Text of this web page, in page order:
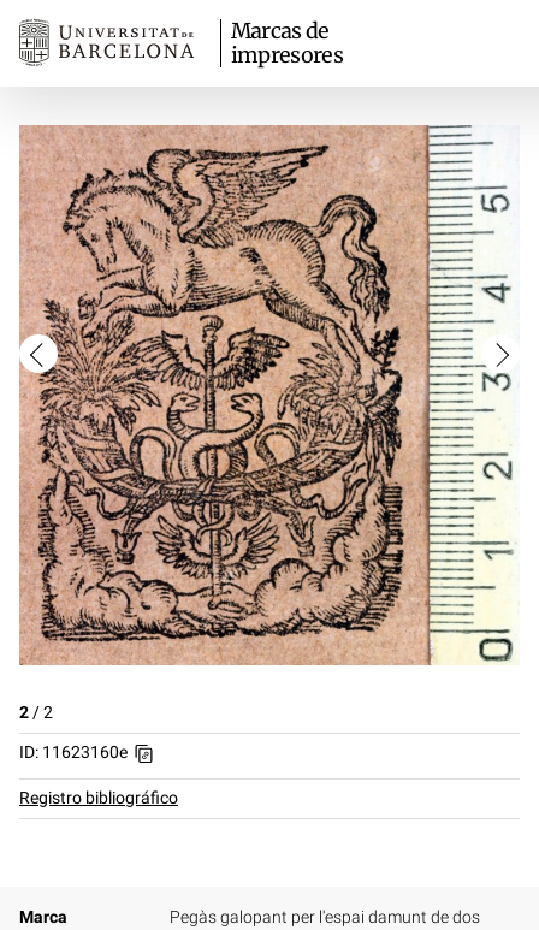
Marcas de
impresores
2/2
ID: 11623160e
Registro bibliográfico
Marca
Pegàs galopant per l'espai damunt de dos